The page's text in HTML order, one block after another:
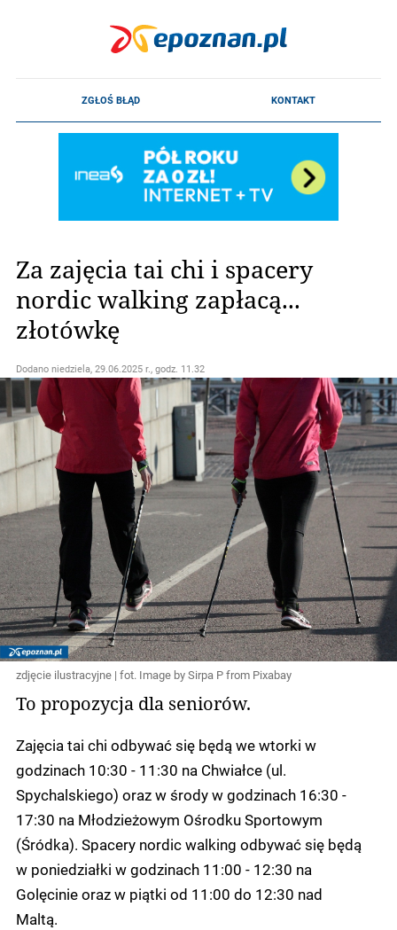
Za zajęcia tai chi i spacery
nordic walking zapłacą...
złotówkę
Dodano niedziela, 29.06.2025 r., godz. 11.32
zdjęcie ilustracyjne | fot. Image by Sirpa P from Pixabay
To propozycja dla seniorów.
Zajęcia tai chi odbywać się będą we wtorki w
godzinach 10:30 - 11:30 na Chwiałce (ul.
Spychalskiego) oraz w środy w godzinach 16:30 -
17:30 na Młodzieżowym Ośrodku Sportowym
(Śródka). Spacery nordic walking odbywać się będą
w poniedziałki w godzinach 11:00 - 12:30 na
Golęcinie oraz w piątki od 11:00 do 12:30 nad
Maltą.